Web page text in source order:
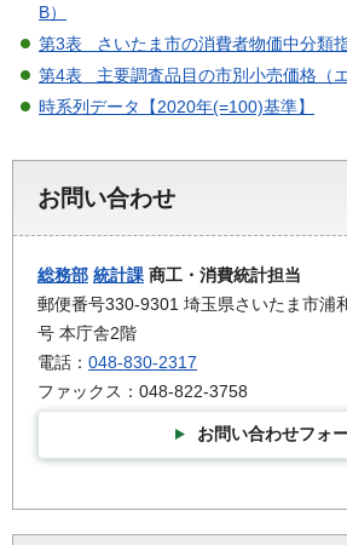
B）
第3表 さいたま市の消費者物価中分類
第4表 主要調査品目の市別小売価格（エ
時系列データ【2020年(=100)基準】
お問い合わせ
総務部 統計課 商工・消費統計担当
郵便番号330-9301 埼玉県さいたま市浦
号 本庁舎2階
電話： 048-830-2317
ファックス：048-822-3758
お問い合わせフォ